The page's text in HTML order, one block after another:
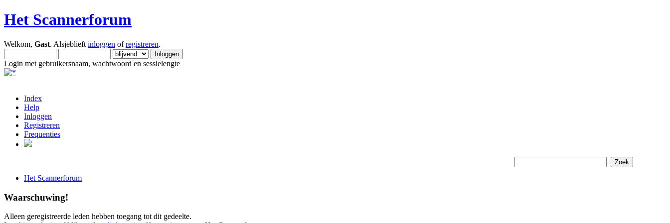
Het Scannerforum
Welkom, Gast. Alsjeblieft inloggen ofregistreren.
Login met gebruikersnaam, wachtwoord en sessielengte
Index
Help
Inloggen
Registreren
Frequenties
Het Scannerforum
Waarschuwing!
Alleen geregistreerde leden hebben toegang tot dit gedeelte.